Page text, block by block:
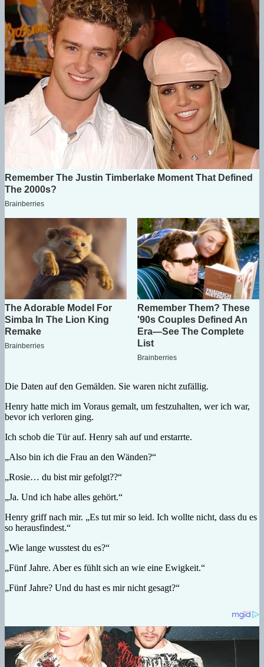
Die Daten auf den Gemälden. Sie waren nicht zufällig.
Henry hatte mich im Voraus gemalt, um festzuhalten, wer ich war,
bevor ich verloren ging.
Ich schob die Tür auf. Henry sah auf und erstarrte.
„Also bin ich die Frau an den Wänden?“
„Rosie… du bist mir gefolgt??“
„Ja. Und ich habe alles gehört.“
Henry griff nach mir. „Es tut mir so leid. Ich wollte nicht, dass du es
so herausfindest.“
„Wie lange wusstest du es?“
„Fünf Jahre. Aber es fühlt sich an wie eine Ewigkeit.“
„Fünf Jahre? Und du hast es mir nicht gesagt?“